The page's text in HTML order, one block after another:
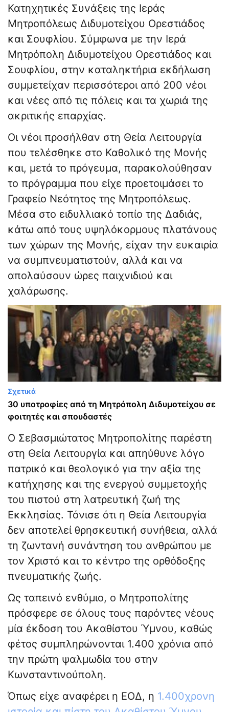
Κατηχητικές Συνάξεις της Ιεράς
Μητροπόλεως Διδυμοτείχου Ορεστιάδος
και Σουφλίου. Σύμφωνα με την Ιερά
Μητρόπολη Διδυμοτείχου Ορεστιάδος και
Σουφλίου, στην καταληκτήρια εκδήλωση
συμμετείχαν περισσότεροι από 200 νέοι
και νέες από τις πόλεις και τα χωριά της
ακριτικής επαρχίας.
Οι νέοι προσήλθαν στη Θεία Λειτουργία
που τελέσθηκε στο Καθολικό της Μονής
και, μετά το πρόγευμα, παρακολούθησαν
το πρόγραμμα που είχε προετοιμάσει το
Γραφείο Νεότητος της Μητροπόλεως.
Μέσα στο ειδυλλιακό τοπίο της Δαδιάς,
κάτω από τους υψηλόκορμους πλατάνους
των χώρων της Μονής, είχαν την ευκαιρία
να συμπνευματιστούν, αλλά και να
απολαύσουν ώρες παιχνιδιού και
χαλάρωσης.
Σχετικά
30 υποτροφίες από τη Μητρόπολη Διδυμοτείχου σε
φοιτητές και σπουδαστές
Ο Σεβασμιώτατος Μητροπολίτης παρέστη
στη Θεία Λειτουργία και απηύθυνε λόγο
πατρικό και θεολογικό για την αξία της
κατήχησης και της ενεργού συμμετοχής
του πιστού στη λατρευτική ζωή της
Εκκλησίας. Τόνισε ότι η Θεία Λειτουργία
δεν αποτελεί θρησκευτική συνήθεια, αλλά
τη ζωντανή συνάντηση του ανθρώπου με
τον Χριστό και το κέντρο της ορθόδοξης
πνευματικής ζωής.
Ως ταπεινό ενθύμιο, ο Μητροπολίτης
πρόσφερε σε όλους τους παρόντες νέους
μία έκδοση του Ακαθίστου Ύμνου, καθώς
φέτος συμπληρώνονται 1.400 χρόνια από
την πρώτη ψαλμωδία του στην
Κωνσταντινούπολη.
Όπως είχε αναφέρει η ΕΟΔ, η 1.400χρονη